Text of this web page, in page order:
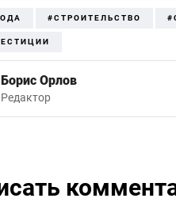
#СТРОИТЕЛЬСТВО
Борис Орлов
Редактор